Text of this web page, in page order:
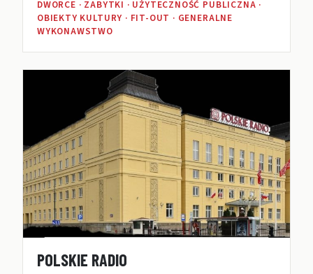
DWORCE · ZABYTKI · UŻYTECZNOŚĆ PUBLICZNA ·
OBIEKTY KULTURY · FIT-OUT · GENERALNE
WYKONAWSTWO
POLSKIE RADIO